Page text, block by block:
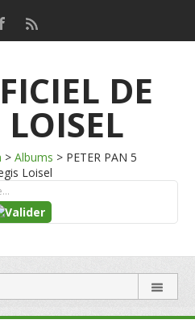
DE
LOISEL
> Albums > PETER PAN 5
Loisel